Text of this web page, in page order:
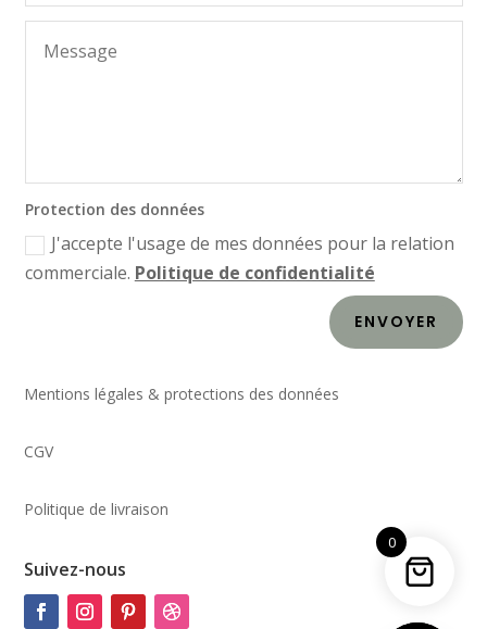
Protection des données
J'accepte l'usage de mes données pour la relation
commerciale. Politique de confidentialité
ENVOYER
Mentions légales & protections des données
CGV
Politique de livraison
Suivez-nous
0